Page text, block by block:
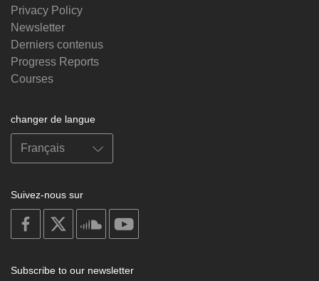
Privacy Policy
Newsletter
Derniers contenus
Progress Reports
Courses
changer de langue
Suivez-nous sur
on
facebook
soundcloud
Subscribe to our newsletter